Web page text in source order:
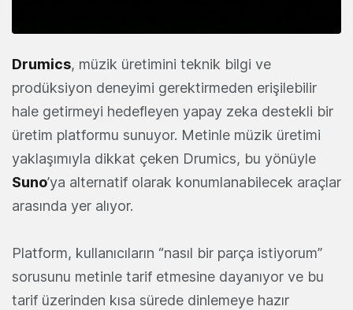
Drumics, müzik üretimini teknik bilgi ve
prodüksiyon deneyimi gerektirmeden erişilebilir
hale getirmeyi hedefleyen yapay zeka destekli bir
üretim platformu sunuyor. Metinle müzik üretimi
yaklaşımıyla dikkat çeken Drumics, bu yönüyle
Suno’ya alternatif olarak konumlanabilecek araçlar
arasında yer alıyor.
Platform, kullanıcıların “nasıl bir parça istiyorum”
sorusunu metinle tarif etmesine dayanıyor ve bu
tarif üzerinden kısa sürede dinlemeye hazır